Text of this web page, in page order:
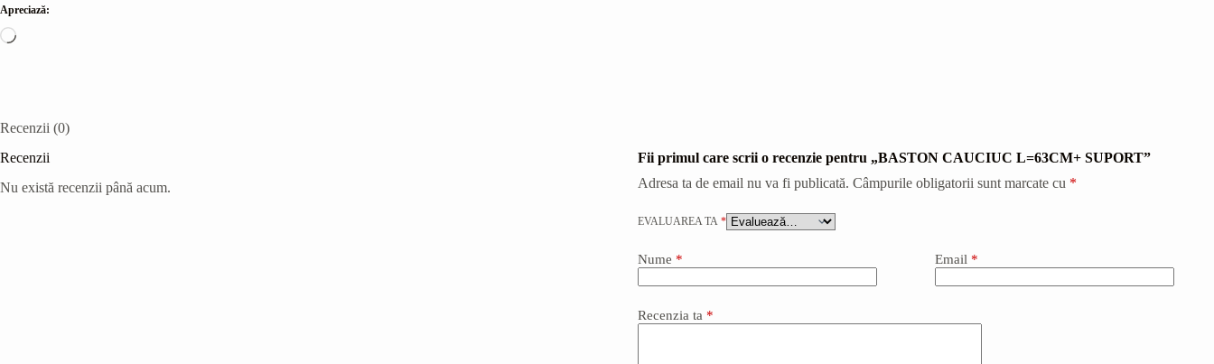
Apreciază:
Încarc...
Recenzii (0)
Recenzii
Nu există recenzii până acum.
Fii primul care scrii o recenzie pentru „BASTON CAUCIUC L=63CM+ SUPORT”
Adresa ta de email nu va fi publicată. Câmpurile obligatorii sunt marcate cu *
EVALUAREA TA *
Nume * Email *
Recenzia ta *